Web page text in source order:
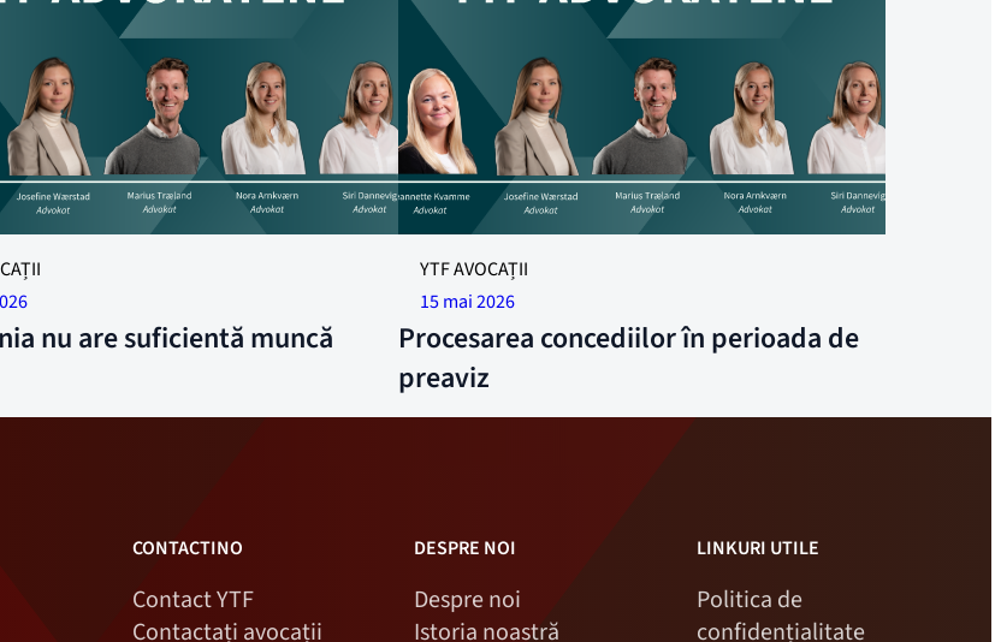
nu are suficientă muncă
YTF AVOCAȚII
15 mai 2026
Procesarea concediilor în perioada de
preaviz
CONTACTINO
Contact YTF
Contactați avocații
DESPRE NOI
Despre noi
Istoria noastră
LINKURI UTILE
Politica de
confidențialitate